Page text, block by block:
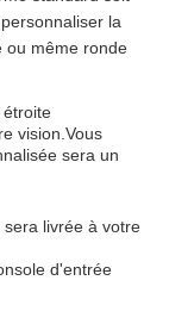
la
ou même ronde
étroite
vision.Vous
sera un
livrée à votre
d'entrée